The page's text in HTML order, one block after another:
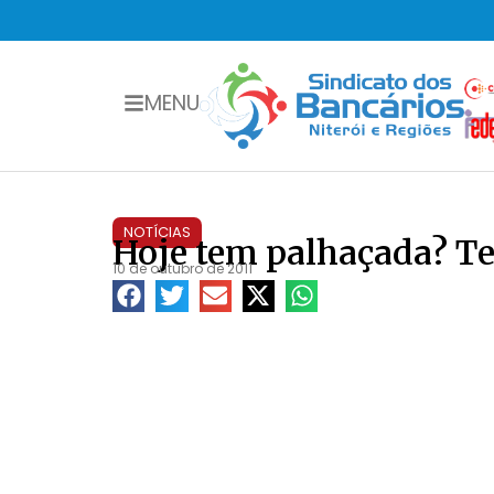
MENU
NOTÍCIAS
Hoje tem palhaçada?
10 de outubro de 2011